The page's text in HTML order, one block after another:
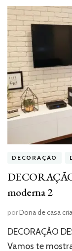
DECORAÇÃO
moderna 2
porDona de casa
DECORAÇÃO
Vamos te